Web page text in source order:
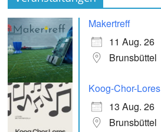
Makertreff
11 Aug. 26
Brunsbüttel
Koog-Chor-Lores
13 Aug. 26
Brunsbüttel